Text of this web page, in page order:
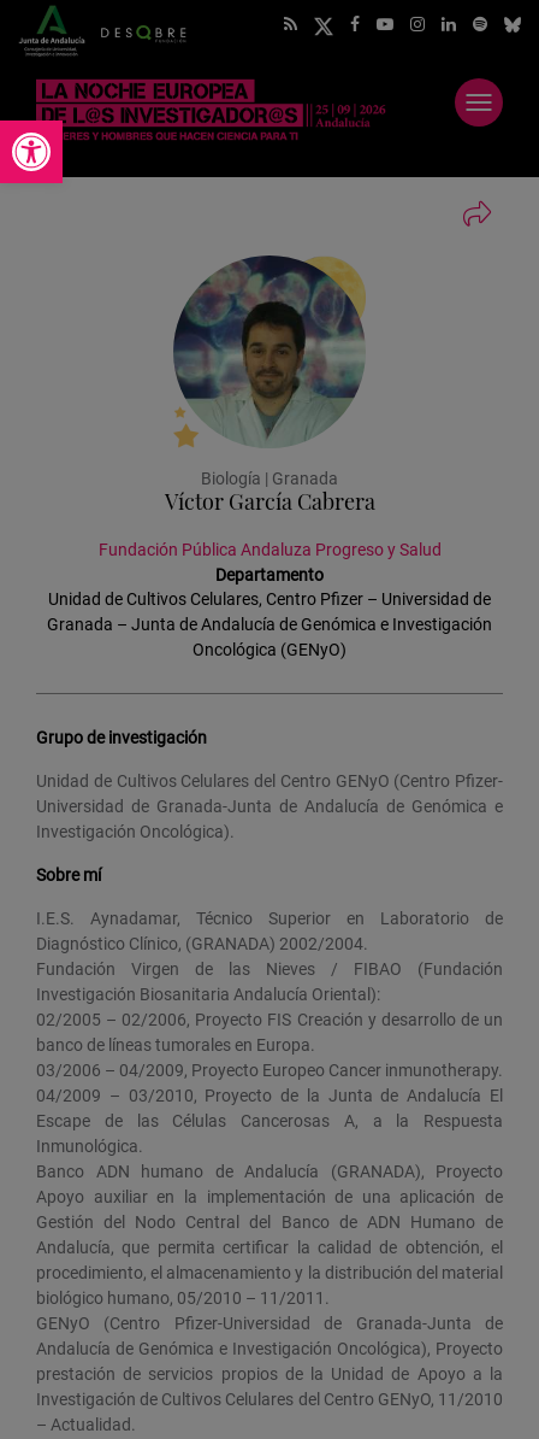
Abrir barra de herramientas
Abrir
menú
Biología | Granada
Víctor García Cabrera
Fundación Pública Andaluza Progreso y Salud
Departamento
Unidad de Cultivos Celulares, Centro Pfizer – Universidad de
Granada – Junta de Andalucía de Genómica e Investigación
Oncológica (GENyO)
Grupo de investigación
Unidad de Cultivos Celulares del Centro GENyO (Centro Pfizer-
Universidad de Granada-Junta de Andalucía de Genómica e
Investigación Oncológica).
Sobre mí
I.E.S. Aynadamar, Técnico Superior en Laboratorio de
Diagnóstico Clínico, (GRANADA) 2002/2004.
Fundación Virgen de las Nieves / FIBAO (Fundación
Investigación Biosanitaria Andalucía Oriental):
02/2005 – 02/2006, Proyecto FIS Creación y desarrollo de un
banco de líneas tumorales en Europa.
03/2006 – 04/2009, Proyecto Europeo Cancer inmunotherapy.
04/2009 – 03/2010, Proyecto de la Junta de Andalucía El
Escape de las Células Cancerosas A, a la Respuesta
Inmunológica.
Banco ADN humano de Andalucía (GRANADA), Proyecto
Apoyo auxiliar en la implementación de una aplicación de
Gestión del Nodo Central del Banco de ADN Humano de
Andalucía, que permita certificar la calidad de obtención, el
procedimiento, el almacenamiento y la distribución del material
biológico humano, 05/2010 – 11/2011.
GENyO (Centro Pfizer-Universidad de Granada-Junta de
Andalucía de Genómica e Investigación Oncológica), Proyecto
prestación de servicios propios de la Unidad de Apoyo a la
Investigación de Cultivos Celulares del Centro GENyO, 11/2010
– Actualidad.